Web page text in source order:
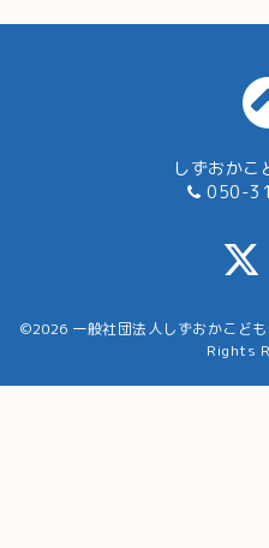
しずおかこ
050-
©2026 一般社団法人しずおかこど
Rights